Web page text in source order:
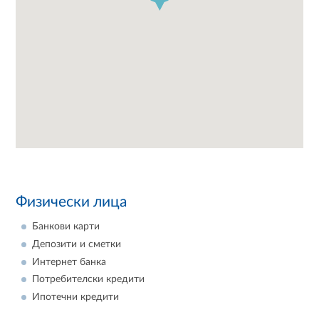
Физически лица
Банкови карти
Депозити и сметки
Интернет банка
Потребителски кредити
Ипотечни кредити